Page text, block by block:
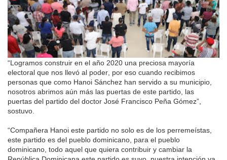
“Logramos construir en el año 2020 una preciosa mayoría
electoral que nos llevó al poder, por eso cuando recibimos
personas que como Hanoi Sánchez han servido a su municipio,
nosotros abrimos aún más las puertas de este partido, las
puertas del partido del doctor José Francisco Peña Gómez”,
sostuvo.
“Compañera Hanoi este partido no solo es de los perremeístas,
este partido es del pueblo dominicano, para el pueblo
dominicano, todo aquel que quiera contribuir y cambiar la